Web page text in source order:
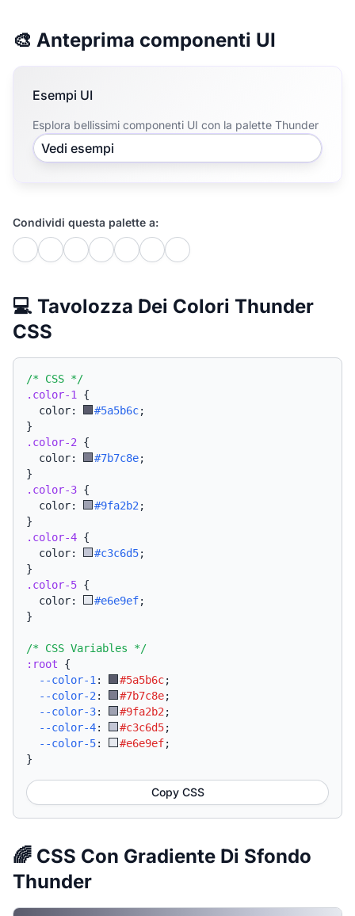
🎨 Anteprima componenti UI
Esempi UI
Esplora bellissimi componenti UI con la palette Thunder
Vedi esempi
Condividi questa palette a:
💻 Tavolozza Dei Colori Thunder
CSS
/* CSS */
.color-1
{
  color:
#5a5b6c;
}
.color-2 {
  color:
#7b7c8e;
}
.color-3 {
  color:
#9fa2b2 ;
}
.color-4 {
  color:
#c3c6d5;
}
.color-5 {
  color:
#e6e9ef;
}
/* CSS Variables */
:root {
--color-1 : #5a5b6c;
--color-2 : #7b7c8e;
--color-3: #9fa2b2 ;
--color-4: #c3c6d5;
--color-5: #e6e9ef;
}
Copy CSS
🌈 CSS Con Gradiente Di Sfondo
Thunder